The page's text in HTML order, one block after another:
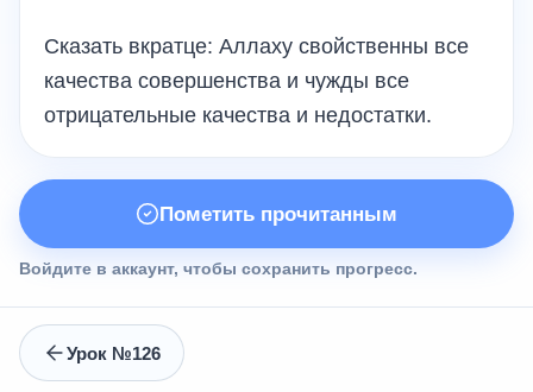
Сказать вкратце: Аллаху свойственны все
качества совершенства и чужды все
отрицательные качества и недостатки.
Пометить прочитанным
Войдите в аккаунт, чтобы сохранить прогресс.
Урок №126